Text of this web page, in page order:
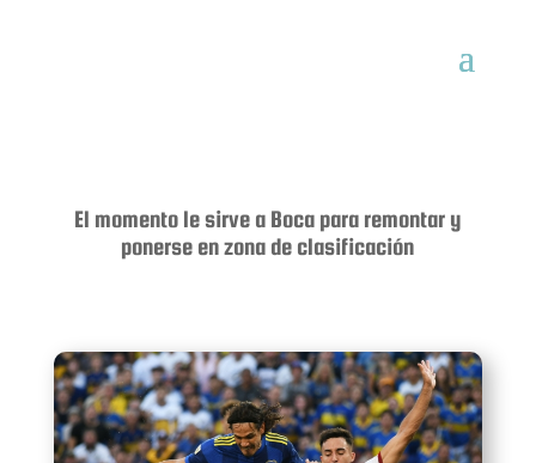
El momento le sirve a Boca para remontar y
ponerse en zona de clasificación